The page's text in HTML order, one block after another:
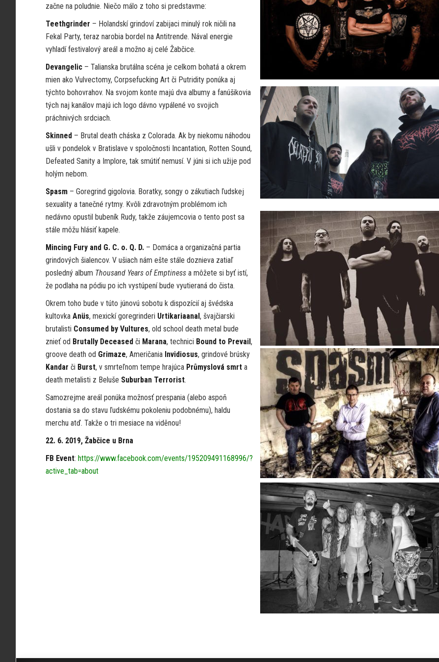
začne na poludnie. Niečo málo z toho si predstavme:
Teethgrinder – Holandskí grindoví zabijaci minulý rok ničili na
Fekal Party, teraz narobia bordel na Antitrende. Nával energie
vyhladí festivalový areál a možno aj celé Žabčice.
Devangelic – Talianska brutálna scéna je celkom bohatá a okrem
mien ako Vulvectomy, Corpsefucking Art či Putridity ponúka aj
týchto bohovrahov. Na svojom konte majú dva albumy a fanúšikovia
tých naj kanálov majú ich logo dávno vypálené vo svojich
práchnivých srdciach.
Skinned – Brutal death cháska z Colorada. Ak by niekomu náhodou
ušli v pondelok v Bratislave v spoločnosti Incantation, Rotten Sound,
Defeated Sanity a Implore, tak smútiť nemusí. V júni si ich užije pod
holým nebom.
Spasm – Goregrind gigolovia. Boratky, songy o zákutiach ľudskej
sexuality a tanečné rytmy. Kvôli zdravotným problémom ich
nedávno opustil bubeník Rudy, takže záujemcovia o tento post sa
stále môžu hlásiť kapele.
Mincing Fury and G. C. o. Q. D. – Domáca a organizačná partia
grindových šialencov. V ušiach nám ešte stále doznieva zatiaľ
posledný album Thousand Years of Emptiness a môžete si byť istí,
že podlaha na pódiu po ich vystúpení bude vyutieraná do čista.
Okrem toho bude v túto júnovú sobotu k dispozícií aj švédska
kultovka Anüs, mexickí goregrinderi Urtikariaanal, švajčiarski
brutalisti Consumed by Vultures, old school death metal bude
znieť od Brutally Deceased či Marana, technici Bound to Prevail,
groove death od Grimaze, Američania Invidiosus, grindové brúsky
Kandar či Burst, v smrteľnom tempe hrajúca Průmyslová smrt a
death metalisti z Beluše Suburban Terrorist.
Samozrejme areál ponúka možnosť prespania (alebo aspoň
dostania sa do stavu ľudskému pokoleniu podobnému), haldu
merchu atď. Takže o tri mesiace na viděnou!
22. 6. 2019, Žabčice u Brna
FB Event: https://www.facebook.com/events/195209491168996/?
active_tab=about